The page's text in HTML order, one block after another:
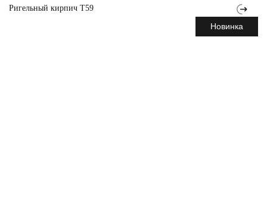
Ригельный кирпич T59
Новинка